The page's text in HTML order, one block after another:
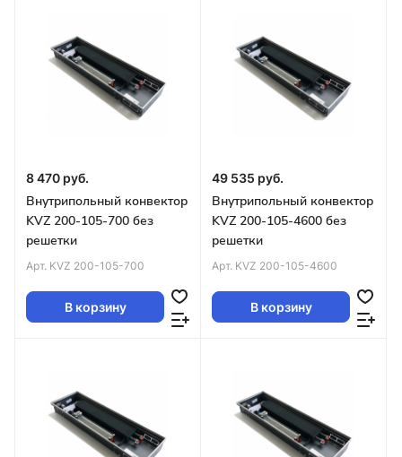
8 470 руб.
Внутрипольный конвектор
KVZ 200-105-700 без
решетки
Арт. KVZ 200-105-700
В корзину
49 535 руб.
Внутрипольный конвектор
KVZ 200-105-4600 без
решетки
Арт. KVZ 200-105-4600
В корзину